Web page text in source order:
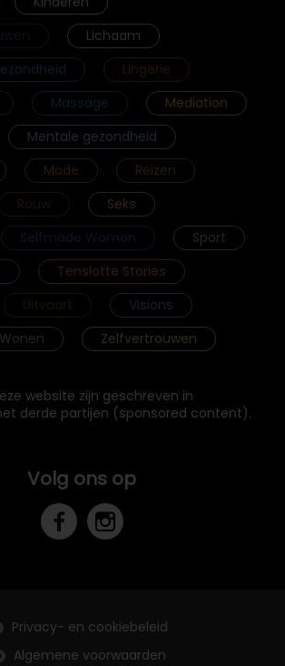
Lichaam
Lingerie
Massage
Mediation
Mentale gezondheid
Mode
Reizen
Rouw
Seks
Selfmade Woman
Sport
Tenslotte Stories
Uitvaart
Visions
Wonen Zelfvertrouwen
website zijn geschreven in
derde partijen (sponsored content).
Volg ons op
Privacy- en cookiebeleid
Algemene voorwaarden